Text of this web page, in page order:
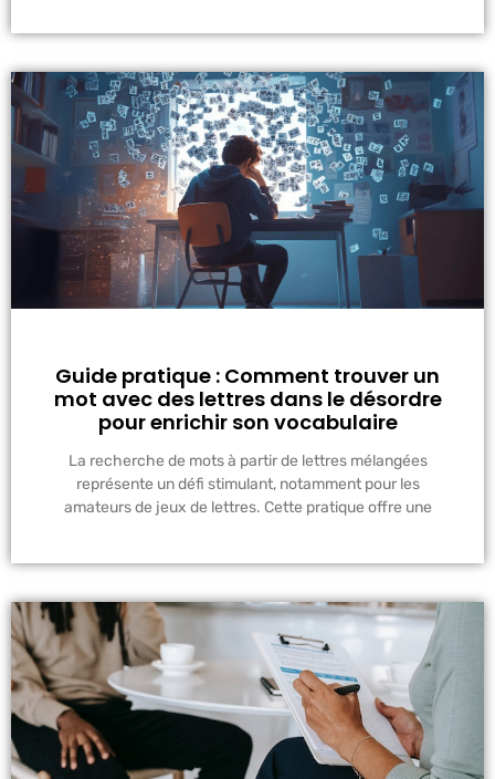
Guide pratique : Comment trouver un
mot avec des lettres dans le désordre
pour enrichir son vocabulaire
La recherche de mots à partir de lettres mélangées
représente un défi stimulant, notamment pour les
amateurs de jeux de lettres. Cette pratique offre une